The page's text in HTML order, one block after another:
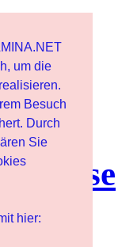
um die
Besuch
Durch
Sie
hier: